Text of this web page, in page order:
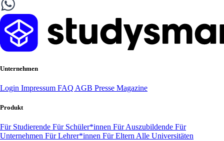
Unternehmen
Login Impressum FAQ AGB Presse Magazine
Produkt
Für Studierende Für Schüler*innen Für Auszubildende Für
Unternehmen Für Lehrer*innen Für Eltern Alle Universitäten